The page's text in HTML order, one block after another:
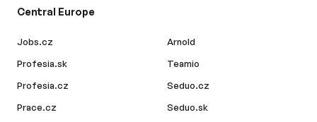
Central Europe
Jobs.cz
Profesia.sk
Profesia.cz
Prace.cz
Arnold
Teamio
Seduo.cz
Seduo.sk